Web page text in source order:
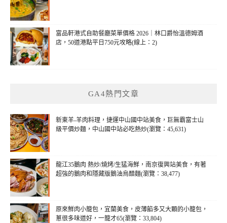
富品軒港式自助餐廳菜單價格 2026｜林口爵怡溫德姆酒
店，50道港點平日750元攻略(線上：2)
GA4熱門文章
新東羊-羊肉料理，捷運中山國中站美食，巨無霸富士山
級平價炒麵，中山國中站必吃熱炒(瀏覽：45,631)
龍江35鵝肉 熱炒/燒烤/生猛海鮮，南京復興站美食，有著
超強的鵝肉和隱藏版鵝油烏醋麵(瀏覽：38,477)
原來鮮肉小籠包，宜蘭美食，皮薄餡多又大顆的小籠包，
蔥很多味道好，一籠才65(瀏覽：33,804)